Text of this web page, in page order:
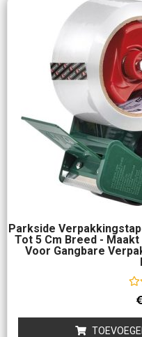
Parkside
Tot 5 Cm Breed -
Voor Gangbare
uit
5